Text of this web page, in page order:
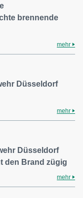
brennende
mehr
Düsseldorf
mehr
Düsseldorf
den Brand zügig
mehr